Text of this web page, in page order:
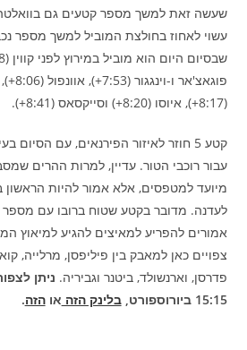
שעשה זאת למשך מספר קטעים גם
עשוי לאחוז בחולצת המוביל למשך מספר
(8:17+), איוסו (8:20+) וסייקסאס (8:41+).
קטע 5 חוזר לאיזור הפירנאים, עם הסיום
עבור רוכבי הטור. עדיין, למרות ההרים
מיועד למטפסים, אלא אמור להיות הראשון
לעדנה. מדובר בקטע שטוח ברובו עם
אמורים להפריע למאיצים להגיע למיאוץ
צפויים כאן למאבק בין פיליפסן, מרלייה,
פדרסן, וארנשולד, ביטנר וגביריה. ניתן
15:15 ביורוספורט,
בלינק הזה אוהזה.